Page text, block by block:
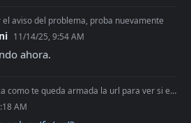
el aviso del problema, proba nuevamente
11/14/25, 9:54 AM
ahora.
te queda armada la url para ver si esta bien
AM